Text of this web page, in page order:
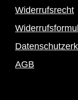
Widerrufsrecht
AGB